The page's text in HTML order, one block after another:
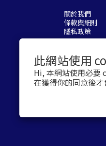
此網站使用
Hi, 本網站使用必要
在獲得你的同意後才
關於我們
條款與細則
隱私政策